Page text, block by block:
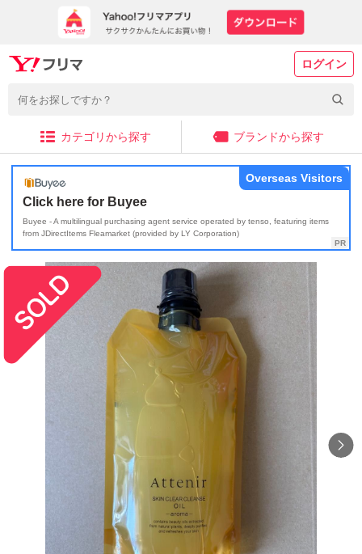
ログイン
カテゴリから探す ブランドから探す
Click here for Buyee
Buyee - A multilingual purchasing agent service operated by tenso, featuring items
from JDirectItems Fleamarket (provided by LY Corporation)
Overseas Visitors